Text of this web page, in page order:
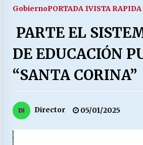
03/08/2026
LA DC POR
28/07/2026
“ORGULLOSOS DE SER
GobiernoPORTADA 1VISTA RAPIDA
PARTE EL
DE EDUCACIÓN
“SANTA CORINA”
Director 05/01/2025